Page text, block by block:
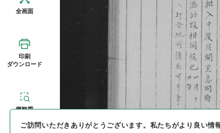
全画面
印刷
ダウンロード
概観図
ご訪問いただきありがとうございます。 私たちがより良い情